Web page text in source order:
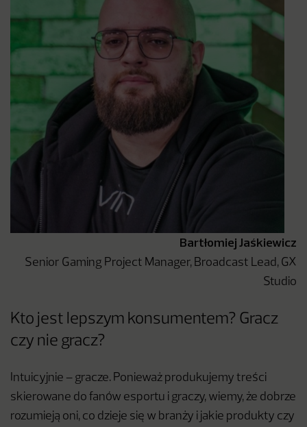
Bartłomiej Jaśkiewicz
Senior Gaming Project Manager, Broadcast Lead, GX
Studio
Kto jest lepszym konsumentem? Gracz
czy nie gracz?
Intuicyjnie – gracze. Ponieważ produkujemy treści
skierowane do fanów esportu i graczy, wiemy, że dobrze
rozumieją oni, co dzieje się w branży i jakie produkty czy